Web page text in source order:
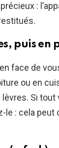
:
puis
face de
ou en
Si tout
: cela peut